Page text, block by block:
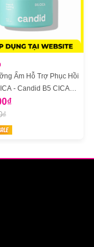
Ẩm Hỗ Trợ Phục Hồi
- Candid B5 CICA
Cream